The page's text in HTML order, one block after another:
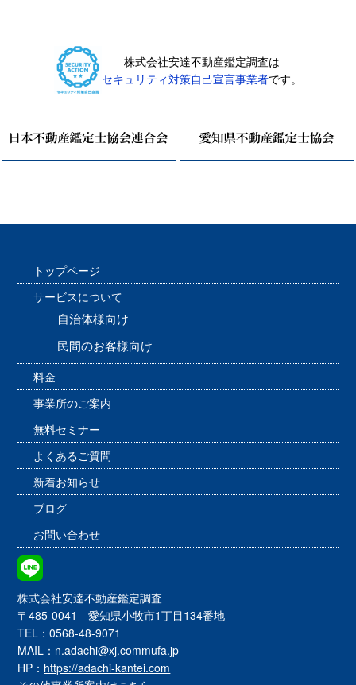
株式会社安達不動産鑑定調査は
セキュリティ対策自己宣言事業者です。
トップページ
サービスについて
自治体様向け
民間のお客様向け
料金
事業所のご案内
無料セミナー
よくあるご質問
新着お知らせ
ブログ
お問い合わせ
株式会社安達不動産鑑定調査
〒485-0041 愛知県小牧市1丁目134番地
TEL：0568-48-9071
MAIL： n.adachi@xj.commufa.jp
HP： https://adachi-kantei.com